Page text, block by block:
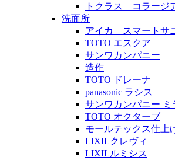
トクラス コラージ
洗面所
アイカ スマートサ
TOTO エスクア
サンワカンパニー
造作
TOTO ドレーナ
panasonic ラシス
サンワカンパニー ミ
TOTO オクターブ
モールテックス仕上
LIXILクレヴィ
LIXILルミシス